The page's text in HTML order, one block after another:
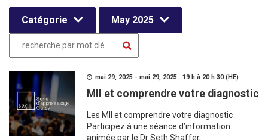
Catégorie May 2025
mai 29, 2025 - mai 29, 2025 19 h à 20 h 30 (HE)
MII et comprendre votre diagnostic
Les MII et comprendre votre diagnostic
Participez à une séance d’information
animée par le Dr Seth Shaffer,